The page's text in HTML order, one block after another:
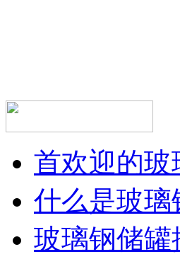
首欢迎的
什么是玻璃
玻璃钢储